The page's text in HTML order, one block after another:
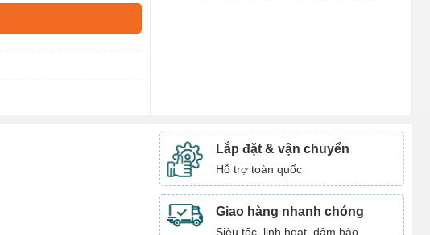
Lắp đặt & vận chuyển
Hỗ trợ toàn quốc
Giao hàng nhanh chóng
Siêu tốc, linh hoạt, đảm bảo